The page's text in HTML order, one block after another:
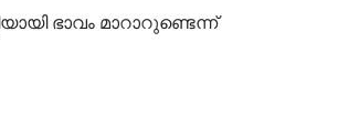
ഭാവം മാറാറുണ്ടെന്ന്